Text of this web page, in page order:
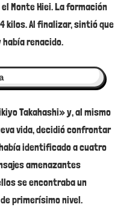
Monte Hiei. La formación
kilos. Al finalizar, sintió que
renacido.
Takahashi» y, al mismo
vida, decidió confrontar
identificado a cuatro
amenazantes
se encontraba un
primerísimo nivel.